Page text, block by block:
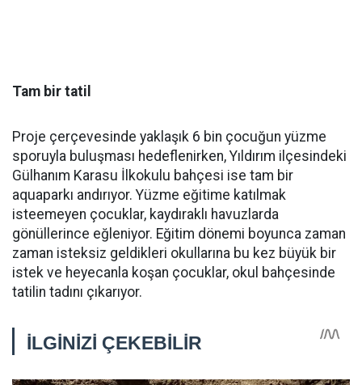
Tam bir tatil
Proje çerçevesinde yaklaşık 6 bin çocuğun yüzme
sporuyla buluşması hedeflenirken, Yıldırım ilçesindeki
Gülhanım Karasu İlkokulu bahçesi ise tam bir
aquaparkı andırıyor. Yüzme eğitime katılmak
isteemeyen çocuklar, kaydıraklı havuzlarda
gönüllerince eğleniyor. Eğitim dönemi boyunca zaman
zaman isteksiz geldikleri okullarına bu kez büyük bir
istek ve heyecanla koşan çocuklar, okul bahçesinde
tatilin tadını çıkarıyor.